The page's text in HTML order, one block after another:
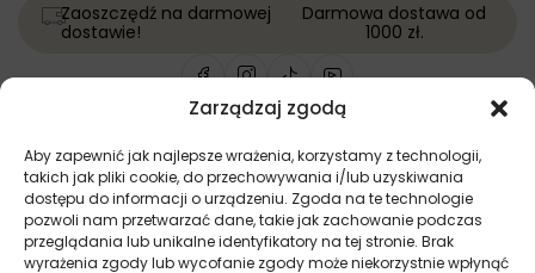
Zarządzaj zgodą
Aby zapewnić jak najlepsze wrażenia, korzystamy z technologii,
takich jak pliki cookie, do przechowywania i/lub uzyskiwania
dostępu do informacji o urządzeniu. Zgoda na te technologie
pozwoli nam przetwarzać dane, takie jak zachowanie podczas
przeglądania lub unikalne identyfikatory na tej stronie. Brak
wyrażenia zgody lub wycofanie zgody może niekorzystnie wpłynąć
Zaoszczędź na darmowej
dostawie!
Darmowa dostawa od
1000 zł.
wykonanie:Softi.pl